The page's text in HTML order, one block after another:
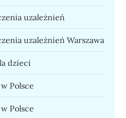
uzależnień
uzależnień Warszawa
dzieci
Polsce
Polsce